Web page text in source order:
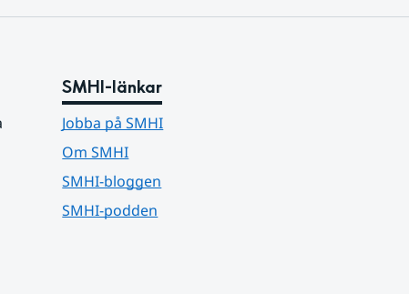
SMHI-länkar
Jobba på SMHI
Om SMHI
SMHI-bloggen
SMHI-podden